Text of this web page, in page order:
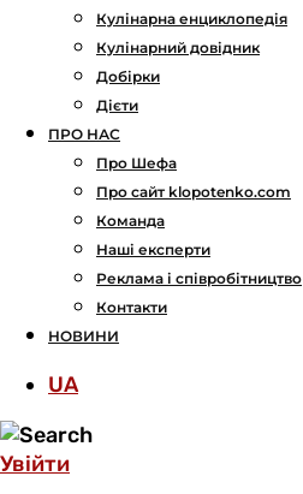
Кулінарна енциклопедія
Кулінарний довідник
Добірки
Дієти
ПРО НАС
Про Шефа
Про сайт klopotenko.com
Команда
Наші експерти
Реклама і співробітництво
Контакти
НОВИНИ
UA
Увійти